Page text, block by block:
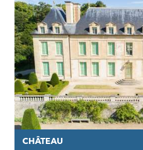
CHÂTEAU